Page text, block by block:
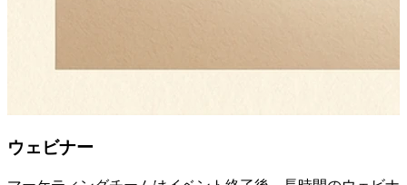
ウェビナー